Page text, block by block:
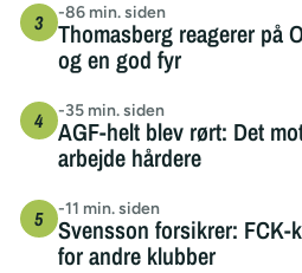
-86 min. siden
Thomasberg reagerer på
og en god fyr
-35 min. siden
AGF-helt blev rørt: Det
arbejde hårdere
-11 min. siden
Svensson forsikrer:
for andre klubber